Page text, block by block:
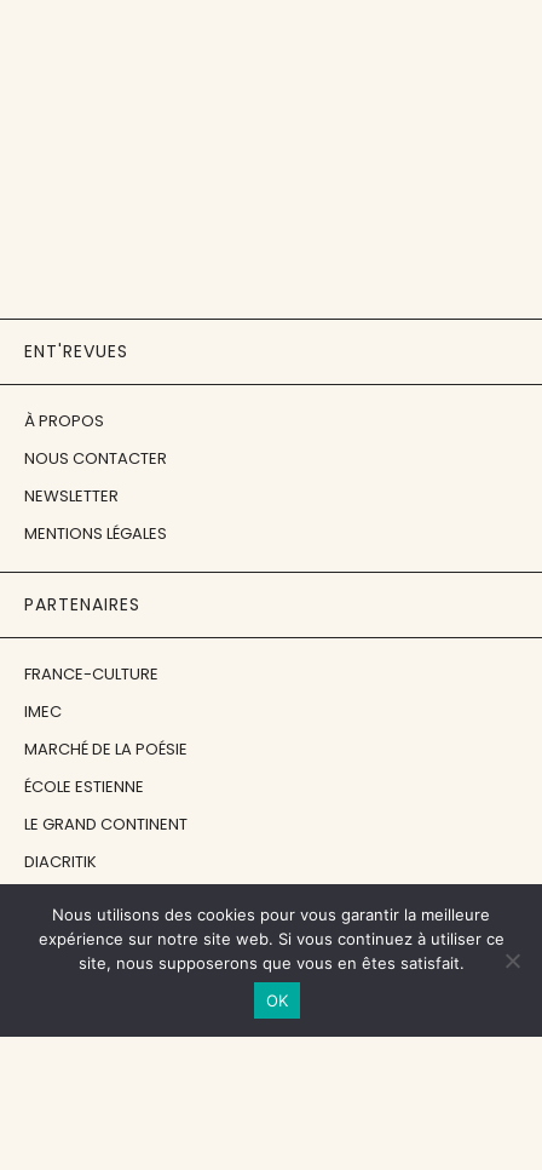
ENT'REVUES
À PROPOS
NOUS CONTACTER
NEWSLETTER
MENTIONS LÉGALES
PARTENAIRES
FRANCE-CULTURE
IMEC
MARCHÉ DE LA POÉSIE
ÉCOLE ESTIENNE
LE GRAND CONTINENT
DIACRITIK
NOS SOUTIENS
CENTRE NATIONAL DU LIVRE
Nous utilisons des cookies pour vous garantir la meilleure
expérience sur notre site web. Si vous continuez à utiliser ce
site, nous supposerons que vous en êtes satisfait.
OK